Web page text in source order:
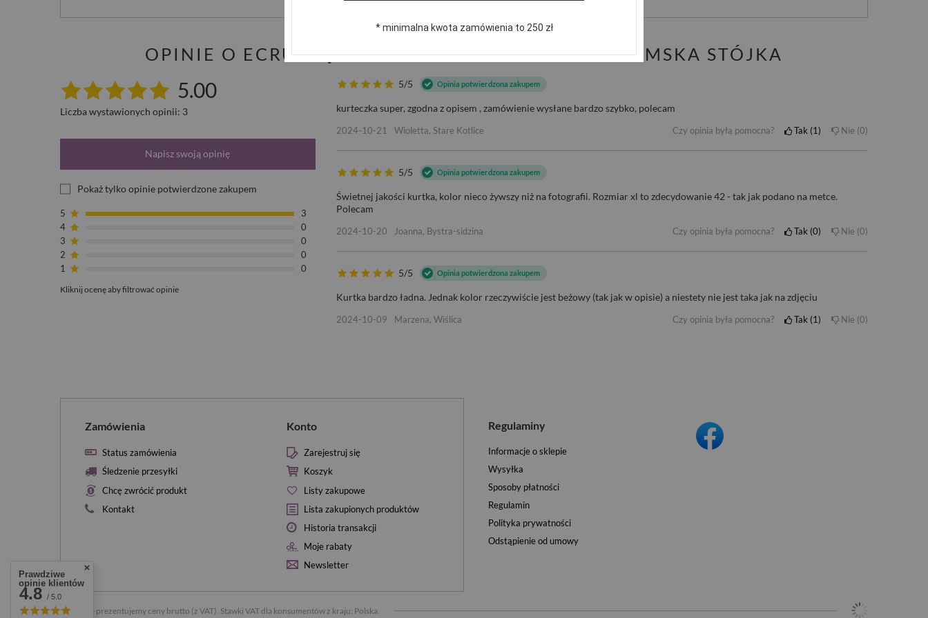
OPINIE O ECRU PIĘKNA PRZEJŚCIOWA KURTKA DAMSKA STÓJKA
5.00
Liczba wystawionych opinii: 3
Napisz swoją opinię
Pokaż tylko opinie potwierdzone zakupem
5
3
4
0
3
0
2
0
1
0
Kliknij ocenę aby filtrować opinie
5/5 Opinia potwierdzona zakupem
kurteczka super, zgodna z opisem , zamówienie wysłane bardzo szybko, polecam
2024-10-21 Wioletta, Stare Kotlice Czy opinia była pomocna? Tak 1 Nie 0
5/5 Opinia potwierdzona zakupem
Świetnej jakości kurtka, kolor nieco żywszy niż na fotografii. Rozmiar xl to zdecydowanie 42 - tak jak podano na metce.
Polecam
2024-10-20 Joanna, Bystra-sidzina Czy opinia była pomocna? Tak 0 Nie 0
5/5 Opinia potwierdzona zakupem
Kurtka bardzo ładna. Jednak kolor rzeczywiście jest beżowy (tak jak w opisie) a niestety nie jest taka jak na zdjęciu
2024-10-09 Marzena, Wiślica Czy opinia była pomocna? Tak 1 Nie 0
Zamówienia
Status zamówienia
Śledzenie przesyłki
Chcę zwrócić produkt
Kontakt
Konto
Zarejestruj się
Koszyk
Listy zakupowe
Lista zakupionych produktów
Historia transakcji
Moje rabaty
Newsletter
Regulaminy
Informacje o sklepie
Wysyłka
Sposoby płatności
Regulamin
Polityka prywatności
Odstąpienie od umowy
W sklepie prezentujemy ceny brutto (z VAT). Stawki VAT dla konsumentów z kraju: Polska
* minimalna kwota zamówienia to 250 zł
Prawdziwe
opinie klientów
4.8 / 5.0